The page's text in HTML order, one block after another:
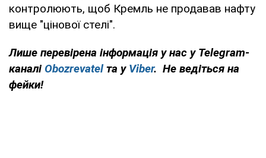
контролюють, щоб Кремль не продавав нафту
вище "цінової стелі".
Лише перевірена інформація у нас у Telegram-
каналі Obozrevatelта у Viber. Не ведіться на
фейки!